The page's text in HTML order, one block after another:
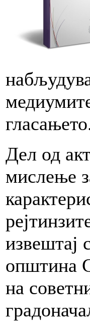
Дел од
мислење
извештај
општина
на